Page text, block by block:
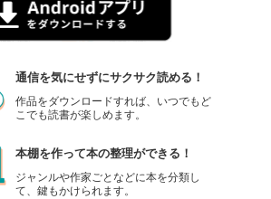
通信を気にせずにサクサク読める！
作品をダウンロードすれば、いつでもど
こでも読書が楽しめます。
本棚を作って本の整理ができる！
ジャンルや作家ごとなどに本を分類し
て、鍵もかけられます。